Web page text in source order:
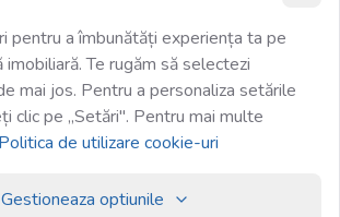
pentru a îmbunătăți experiența ta pe
Te rugăm să selectezi
mai jos. Pentru a personaliza setările
clic pe „Setări". Pentru mai multe
Politica de utilizare cookie-uri
Gestioneaza optiunile